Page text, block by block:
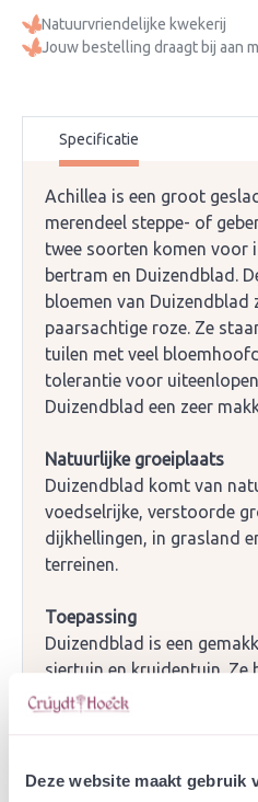
Deze website maakt gebruik
Natuurvriendelijke kwekerij
Jouw bestelling draagt bij aan
Specificatie
Achillea is een groot
merendeel steppe- of
twee soorten komen voor
bertram en Duizendblad.
bloemen van
paarsachtige roze. Ze
tuilen met veel
tolerantie voor
Duizendblad een zeer
Natuurlijke groeiplaats
Duizendblad komt van
voedselrijke, verstoorde
dijkhellingen, in grasland
terreinen.
Toepassing
Duizendblad is een
siertuin en kruidentuin.
via de zaden, maar ook
een bossige en
goed toepasbaar is in